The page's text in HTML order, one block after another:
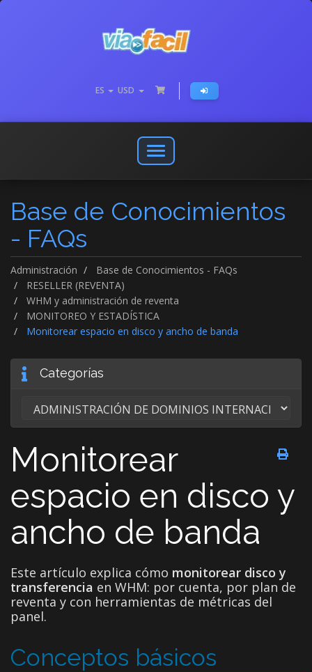
ES USD
Abrir
o
menú
de
Base de Conocimientos
- FAQs
Administración
Base de Conocimientos - FAQs
RESELLER (REVENTA)
WHM y administración de reventa
MONITOREO Y ESTADÍSTICA
Monitorear espacio en disco y ancho de banda
Categorías
Monitorear
espacio en disco y
ancho de banda
Este artículo explica cómo monitorear disco y
transferencia en WHM: por cuenta, por plan de
reventa y con herramientas de métricas del
panel.
Conceptos básicos